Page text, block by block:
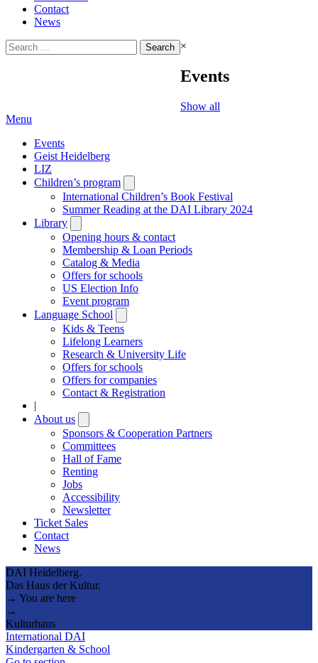
Contact
News
Search
for:
×
Events
Show all
Menu
Events
Geist Heidelberg
LIZ
Children’s program
submenu
International Children’s Book Festival
Summer Reading at the DAI Library 2024
Library
submenu
Opening hours & contact
Membership & Loan Periods
Catalog & Media
Offers for schools
US Election Info
Event program
Language School
submenu
Kids & Teens
Lifelong Learners
Research & University Life
Offers for schools
Offers for companies
Contact & Registration
|
About us
submenu
Sponsors & Cooperation Partners
Committees
Hall of Fame
Renting
Jobs
Accessibility
Newsletter
Ticket Sales
Contact
News
DAI Heidelberg.
Das Haus der Kultur.
→ You are here
→
Kulturhaus
International DAI
Kindergarten & School